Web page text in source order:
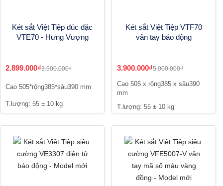
Két sắt Việt Tiệp đúc đặc
VTE70 - Hưng Vượng
2.899.000₫3.900.000₫
Cao 505*rộng385*sâu390 mm
T.lượng: 55 ± 10 kg
Két sắt Việt Tiệp VTF70
vân tay báo động
3.900.000₫5.000.000₫
Cao 505 x rộng385 x sâu390
mm
T.lượng: 55 ± 10 kg